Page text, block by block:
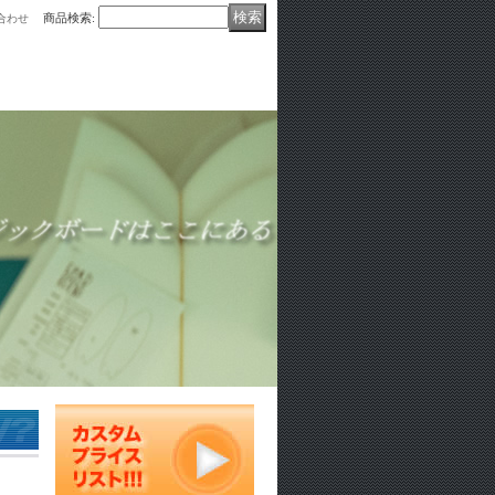
わせ 商品検索: